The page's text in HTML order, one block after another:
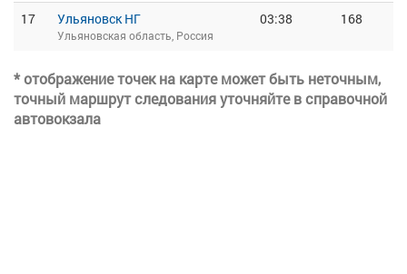
17 Ульяновск НГ
Ульяновская область, Россия
03:38 168
* отображение точек на карте может быть неточным,
точный маршрут следования уточняйте в справочной
автовокзала